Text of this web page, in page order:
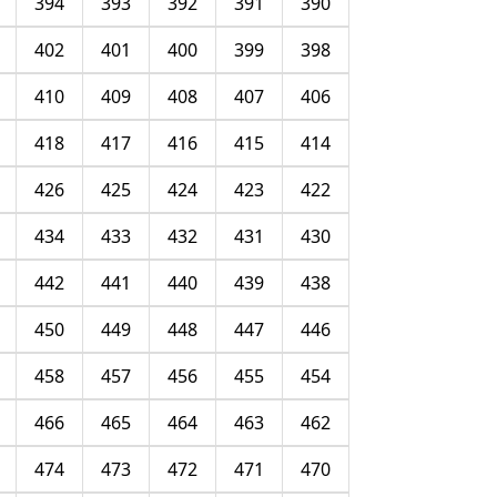
398
399
400
401
402
406
407
408
409
410
414
415
416
417
418
422
423
424
425
426
430
431
432
433
434
438
439
440
441
442
446
447
448
449
450
454
455
456
457
458
462
463
464
465
466
470
471
472
473
474